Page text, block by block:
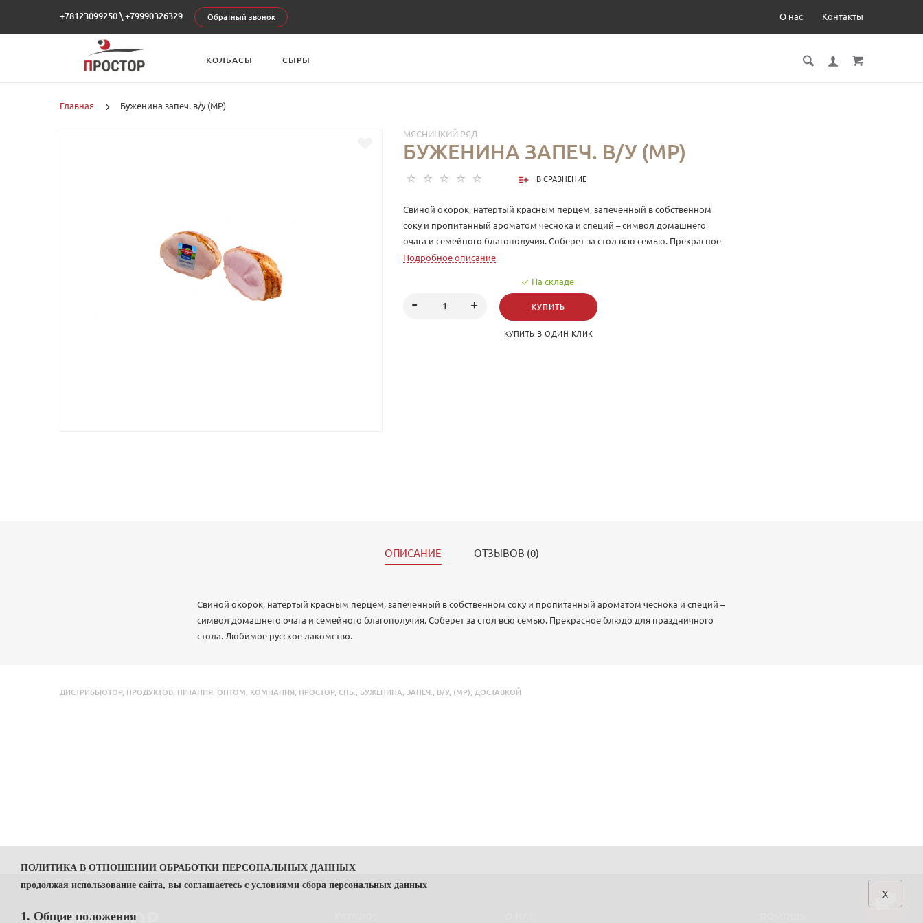
+78123099250 \ +79990326329 Обратный звонок О нас Контакты
КОЛБАСЫ СЫРЫ
Главная Буженина запеч. в/у (МР)
МЯСНИЦКИЙ РЯД
БУЖЕНИНА ЗАПЕЧ. В/У (МР)
В СРАВНЕНИЕ
Свиной окорок, натертый красным перцем, запеченный в собственном
соку и пропитанный ароматом чеснока и специй – символ домашнего
очага и семейного благополучия. Соберет за стол всю семью. Прекрасное
блюдо для праздничного стола. Любимое русское лакомство.
Подробное описание
На складе
КУПИТЬ
КУПИТЬ В ОДИН КЛИК
ОПИСАНИЕ ОТЗЫВОВ (0)
Свиной окорок, натертый красным перцем, запеченный в собственном соку и пропитанный ароматом чеснока и специй –
символ домашнего очага и семейного благополучия. Соберет за стол всю семью. Прекрасное блюдо для праздничного
стола. Любимое русское лакомство.
ДИСТРИБЬЮТОР, ПРОДУКТОВ ПИТАНИЯ ОПТОМ КОМПАНИЯ ПРОСТОР, СПБ. БУЖЕНИНА ЗАПЕЧ. В/У, (МР) ДОСТАВКОЙ
ПОЛИТИКА В ОТНОШЕНИИ ОБРАБОТКИ ПЕРСОНАЛЬНЫХ ДАННЫХ
продолжая использование сайта, вы соглашаетесь с условиями сбора персональных данных
1. Общие положения
x